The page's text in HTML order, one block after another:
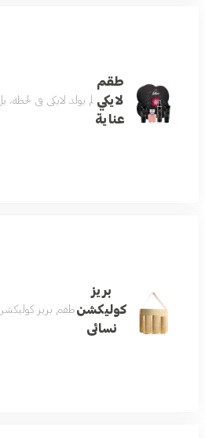
طقم
لايكي
عناية
لم يولد لايكي في
بريز
كوليكشن
نسائى
طقم بريز كوليكشن